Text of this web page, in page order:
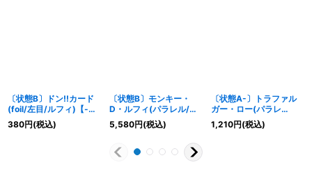
〔状態B〕ドン!!カード
(foil/左目/ルフィ)【-】
{-}
380円(税込)
〔状態B〕モンキー・
D・ルフィ(パラレル/漫
画絵)【L/P】{OP09-
061}
5,580円(税込)
〔状態A-〕トラファル
ガー・ロー(パラレ
ル/illust:AKIRA
EGAWA)【SR/P】
1,210円(税込)